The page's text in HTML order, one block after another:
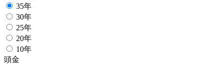
35年
30年
25年
20年
10年
頭金